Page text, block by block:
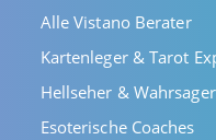
Alle Vistano Berater
Kartenleger & Tarot
Hellseher & Wahrsager
Esoterische Coaches